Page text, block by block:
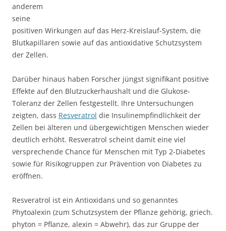
anderem
seine
positiven Wirkungen auf das Herz-Kreislauf-System, die
Blutkapillaren sowie auf das antioxidative Schutzsystem
der Zellen.
Darüber hinaus haben Forscher jüngst signifikant positive
Effekte auf den Blutzuckerhaushalt und die Glukose-
Toleranz der Zellen festgestellt. Ihre Untersuchungen
zeigten, dass Resveratrol die Insulinempfindlichkeit der
Zellen bei älteren und übergewichtigen Menschen wieder
deutlich erhöht. Resveratrol scheint damit eine viel
versprechende Chance für Menschen mit Typ 2-Diabetes
sowie für Risikogruppen zur Prävention von Diabetes zu
eröffnen.
Resveratrol ist ein Antioxidans und so genanntes
Phytoalexin (zum Schutzsystem der Pflanze gehörig, griech.
phyton = Pflanze, alexin = Abwehr), das zur Gruppe der